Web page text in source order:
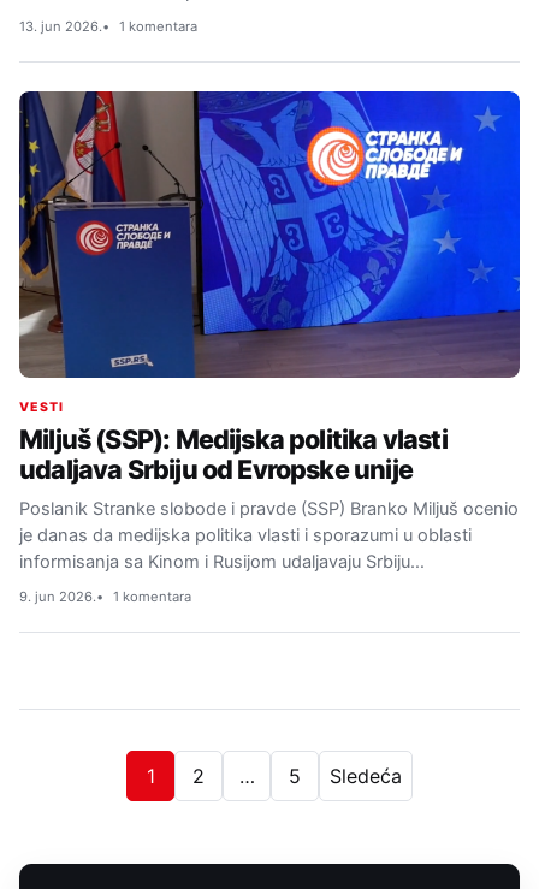
13. jun 2026. 1 komentara
VESTI
Miljuš (SSP): Medijska politika vlasti
udaljava Srbiju od Evropske unije
Poslanik Stranke slobode i pravde (SSP) Branko Miljuš ocenio
je danas da medijska politika vlasti i sporazumi u oblasti
informisanja sa Kinom i Rusijom udaljavaju Srbiju…
9. jun 2026. 1 komentara
1 2 … 5 Sledeća